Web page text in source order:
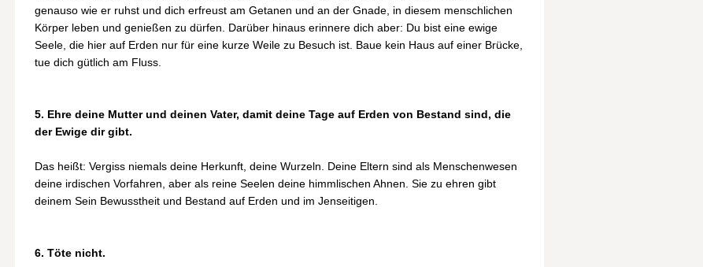
genauso wie er ruhst und dich erfreust am Getanen und an der Gnade, in diesem menschlichen
Körper leben und genießen zu dürfen. Darüber hinaus erinnere dich aber: Du bist eine ewige
Seele, die hier auf Erden nur für eine kurze Weile zu Besuch ist. Baue kein Haus auf einer Brücke,
tue dich gütlich am Fluss.
5. Ehre deine Mutter und deinen Vater, damit deine Tage auf Erden von Bestand sind, die
der Ewige dir gibt.
Das heißt: Vergiss niemals deine Herkunft, deine Wurzeln. Deine Eltern sind als Menschenwesen
deine irdischen Vorfahren, aber als reine Seelen deine himmlischen Ahnen. Sie zu ehren gibt
deinem Sein Bewusstheit und Bestand auf Erden und im Jenseitigen.
6. Töte nicht.